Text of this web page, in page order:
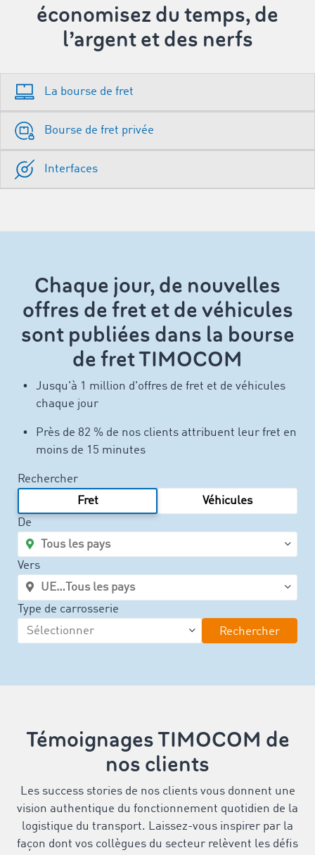
économisez du temps, de
l’argent et des nerfs
La bourse de fret
Bourse de fret privée
Interfaces
Chaque jour, de nouvelles
offres de fret et de véhicules
sont publiées dans la bourse
de fret TIMOCOM
Jusqu'à 1 million d'offres de fret et de véhicules
chaque jour
Près de 82 % de nos clients attribuent leur fret en
moins de 15 minutes
Rechercher
Fret
Véhicules
De
Vers
Type de carrosserie
Rechercher
Témoignages TIMOCOM de
nos clients
Les success stories de nos clients vous donnent une
vision authentique du fonctionnement quotidien de la
logistique du transport. Laissez-vous inspirer par la
façon dont vos collègues du secteur relèvent les défis